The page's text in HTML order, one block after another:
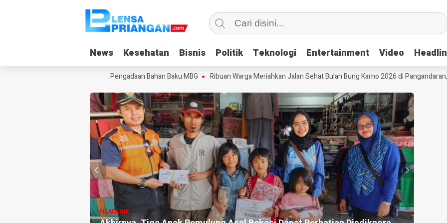
News Kesehatan Bisnis Politik Teknologi Entertainment Video
News Kesehatan Bisnis Politik Teknologi Entertainment Video
Pangandaran, Keluhkan Pola Pengadaan Bahan Baku MBG Ribuan Warga Meriahkan Jalan Sehat Bulan Bung Karno 2026 di Pangandaran,
HEADLINE